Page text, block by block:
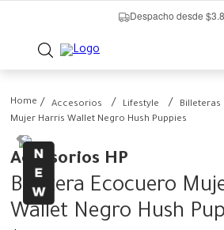
Despacho desde
Accesorios Lifestyle Billeteras
Mujer Harris Wallet Negro Hush Puppies
Accesorios HP
Billetera Ecocuero
Wallet Negro Hush